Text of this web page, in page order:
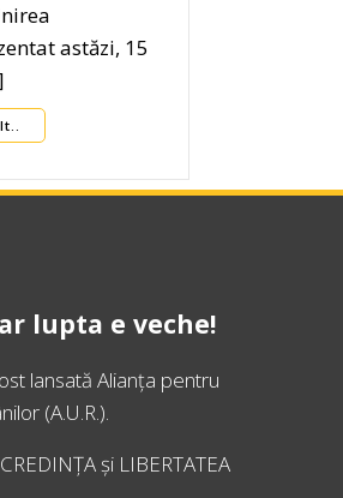
astăzi, 15
lupta e veche!
lansatăAlianța pentru
(A.U.R.).
și LIBERTATEA